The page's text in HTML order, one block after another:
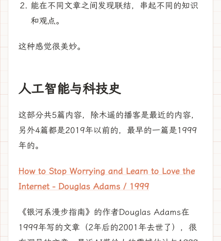
能在不同文章之间发现联结，串起不同的知识
和观点。
这种感觉很美妙。
人工智能与科技史
这部分共5篇内容，除木遥的播客是最近的内容，
另外4篇都是2019年以前的，最早的一篇是1999
年的。
How to Stop Worrying and Learn to Love the
Internet - Douglas Adams / 1999
《银河系漫步指南》的作者Douglas Adams在
1999年写的文章（2年后的2001年去世了），很